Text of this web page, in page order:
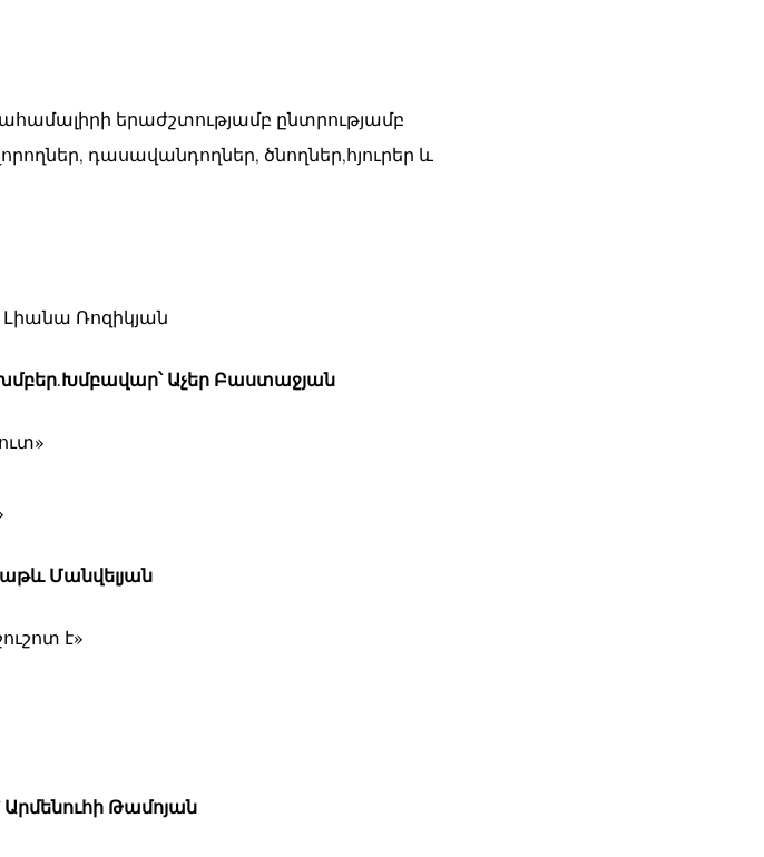
երաժշտությամբ ընտրությամբ
դասավանդողներ, ծնողներ,հյուրեր և
Լիանա Ռոզիկյան
.Խմբավար՝ Աչեր Բաստաջյան
Մանվելյան
է»
Թամոյան